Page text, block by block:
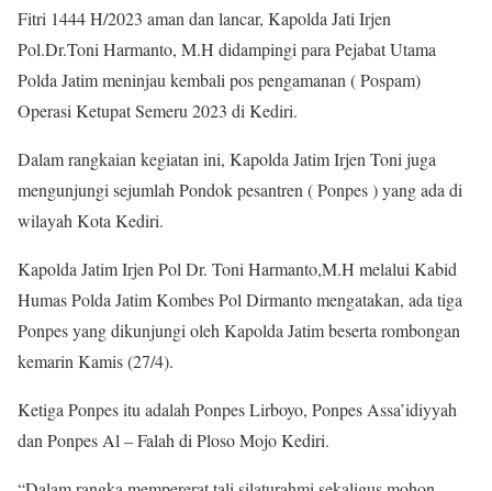
Fitri 1444 H/2023 aman dan lancar, Kapolda Jati Irjen
Pol.Dr.Toni Harmanto, M.H didampingi para Pejabat Utama
Polda Jatim meninjau kembali pos pengamanan ( Pospam)
Operasi Ketupat Semeru 2023 di Kediri.
Dalam rangkaian kegiatan ini, Kapolda Jatim Irjen Toni juga
mengunjungi sejumlah Pondok pesantren ( Ponpes ) yang ada di
wilayah Kota Kediri.
Kapolda Jatim Irjen Pol Dr. Toni Harmanto,M.H melalui Kabid
Humas Polda Jatim Kombes Pol Dirmanto mengatakan, ada tiga
Ponpes yang dikunjungi oleh Kapolda Jatim beserta rombongan
kemarin Kamis (27/4).
Ketiga Ponpes itu adalah Ponpes Lirboyo, Ponpes Assa’idiyyah
dan Ponpes Al – Falah di Ploso Mojo Kediri.